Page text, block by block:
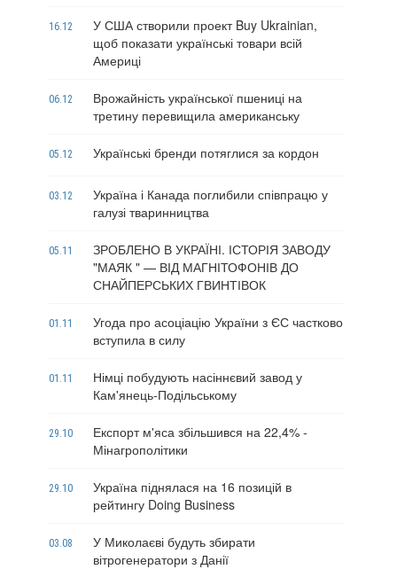
16.12
У США створили проект Buy Ukrainian,
щоб показати українські товари всій
Америці
06.12
Врожайність української пшениці на
третину перевищила американську
05.12 Українські бренди потяглися за кордон
03.12
Україна і Канада поглибили співпрацю у
галузі тваринництва
05.11
ЗРОБЛЕНО В УКРАЇНІ. ІСТОРІЯ ЗАВОДУ
"МАЯК " — ВІД МАГНІТОФОНІВ ДО
СНАЙПЕРСЬКИХ ГВИНТІВОК
01.11
Угода про асоціацію України з ЄС частково
вступила в силу
01.11
Німці побудують насіннєвий завод у
Кам'янець-Подільському
29.10
Експорт м'яса збільшився на 22,4% -
Мінагрополітики
29.10
Україна піднялася на 16 позицій в
рейтингу Doing Business
03.08
У Миколаєві будуть збирати
вітрогенератори з Данії